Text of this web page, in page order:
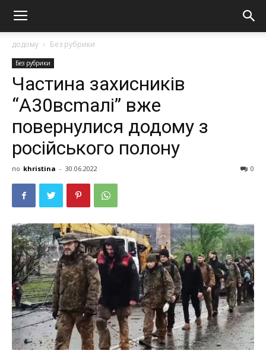
додому Без рубрики
Без рубрики
Частина захисників
“А30всmалі” вже
повернулися додому з
російського полону
по khristina - 30.06.2022 0